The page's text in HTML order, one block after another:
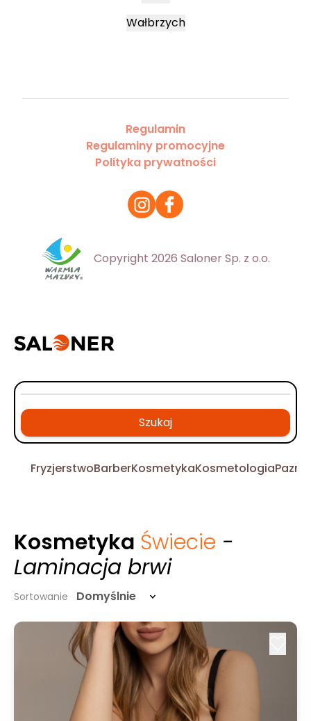
Wałbrzych
Regulamin
Regulaminy promocyjne
Polityka prywatności
Copyright 2026 Saloner Sp. z o.o.
Szukaj
FryzjerstwoBarberKosmetykaKosmetologia
Kosmetyka Świecie -
Laminacja brwi
Sortowanie Domyślnie